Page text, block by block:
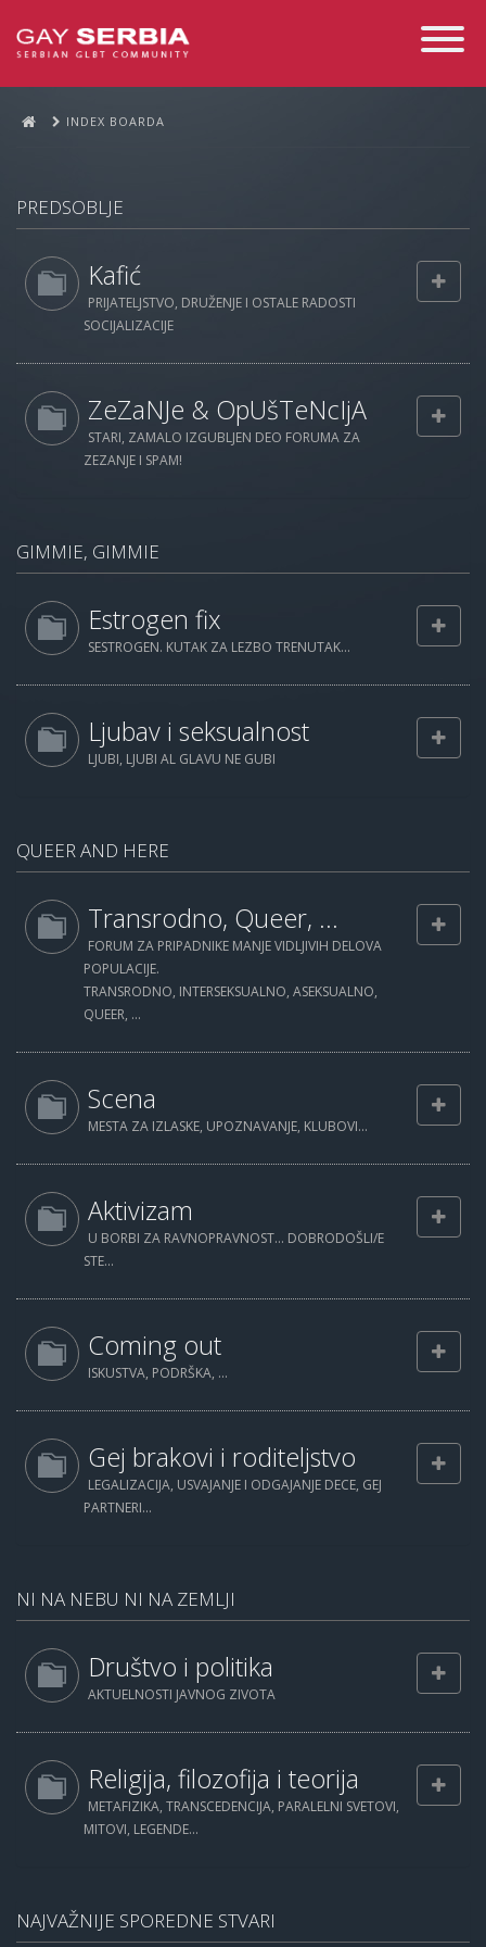
Toggle
INDEX BOARDA
PREDSOBLJE
Kafić
PRIJATELJSTVO, DRUŽENJE I OSTALE RADOSTI
SOCIJALIZACIJE
ZeZaNJe & OpUšTeNcIjA
STARI, ZAMALO IZGUBLJEN DEO FORUMA ZA
ZEZANJE I SPAM!
GIMMIE, GIMMIE
Estrogen fix
SESTROGEN. KUTAK ZA LEZBO TRENUTAK...
Ljubav i seksualnost
LJUBI, LJUBI AL GLAVU NE GUBI
QUEER AND HERE
Transrodno, Queer, ...
FORUM ZA PRIPADNIKE MANJE VIDLJIVIH DELOVA
POPULACIJE.
TRANSRODNO, INTERSEKSUALNO, ASEKSUALNO,
QUEER, ...
Scena
MESTA ZA IZLASKE, UPOZNAVANJE, KLUBOVI...
Aktivizam
U BORBI ZA RAVNOPRAVNOST... DOBRODOŠLI/E
STE...
Coming out
ISKUSTVA, PODRŠKA, ...
Gej brakovi i roditeljstvo
LEGALIZACIJA, USVAJANJE I ODGAJANJE DECE, GEJ
PARTNERI...
NI NA NEBU NI NA ZEMLJI
Društvo i politika
AKTUELNOSTI JAVNOG ZIVOTA
Religija, filozofija i teorija
METAFIZIKA, TRANSCEDENCIJA, PARALELNI SVETOVI,
MITOVI, LEGENDE...
NAJVAŽNIJE SPOREDNE STVARI